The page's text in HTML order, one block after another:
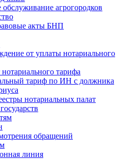
агрогородков
акты БНП
от уплаты нотариального
нотариального тарифа
тариф по ИН с должника
нотариальных палат
обращений
линия